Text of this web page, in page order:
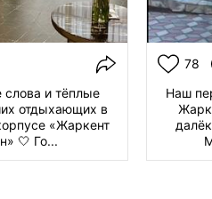
слова и тёплые
отдыхающих в
«Жаркент
🤍 Го...
78
Наш